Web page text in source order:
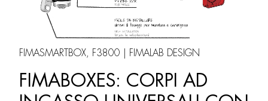
FIMASMARTBOX, F3800 | FIMALAB DESIGN
FIMABOXES: CORPI AD